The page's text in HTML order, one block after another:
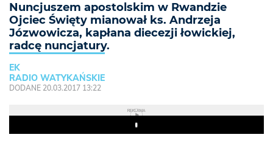
Nuncjuszem apostolskim w Rwandzie
Ojciec Święty mianował ks. Andrzeja
Józwowicza, kapłana diecezji łowickiej,
radcę nuncjatury.
EK
RADIO WATYKAŃSKIE
DODANE 20.03.2017 13:22
REKLAMA
Play